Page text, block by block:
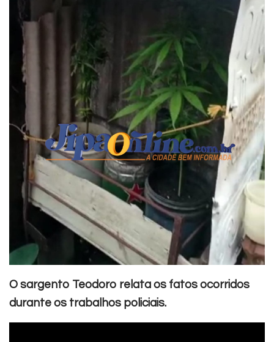
O sargento Teodoro relata os fatos ocorridos
durante os trabalhos policiais.